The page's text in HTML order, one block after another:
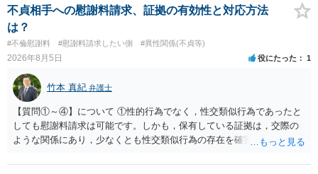
貞発覚後、長期間同居を続けると、不貞を許したとの評価につながる
場合がありますので、ご注意ください。 以上、ご参考まで。
不貞相手への慰謝料請求、証拠の有効性と対応方法
は？
#不倫慰謝料 #慰謝料請求したい側 #異性関係(不貞等)
2026年8月5日 役にたった 1
竹本 真紀 弁護士
【質問①～④】について ①性的行為でなく，性交類似行為であったと
しても慰謝料請求は可能です。しかも，保有している証拠は，交際の
ような関係にあり，少なくとも性交類似行為の存在を確実に証明でき
ことを窺わせるものです。）。ですから，慰謝料請求を進めることで